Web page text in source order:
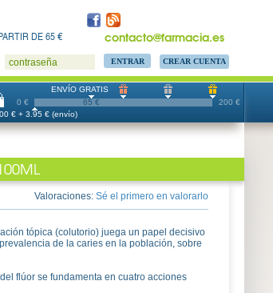
contacto@farmacia.es
DE 65 €
contraseña CREAR CUENTA
0 € 200 €
ENVÍO GRATIS
65 €
€ + 3.95 € (envío)
Valoraciones: Sé el primero en valorarlo
tópica (colutorio) juega un papel decisivo
de la caries en la población, sobre
flúor se fundamenta en cuatro acciones